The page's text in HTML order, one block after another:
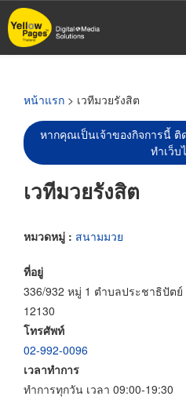
ข้าม
ไป
หน้าแรก > เวทีมวยรังสิต
หากคุณเป็นเจ้าของกิจการนี้
ทำเว็บ
เวทีมวยรังสิต
หมวดหมู่ : สนามมวย
ที่อยู่
336/932 หมู่ 1 ตำบลประชาธิปัต
12130
โทรศัพท์
02-992-0096
เวลาทำการ
ทำการทุกวัน เวลา 09:00-19:30